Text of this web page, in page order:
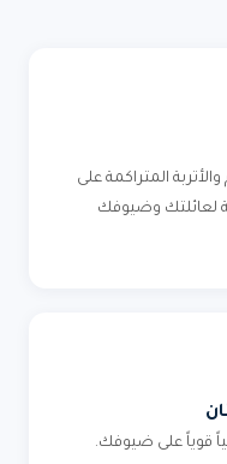
المتراكمة على
لعائلتك وضيوفك
قوياً على ضيوفك.